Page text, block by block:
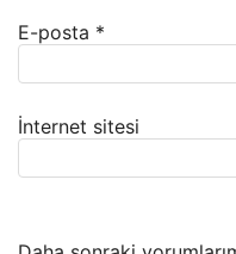
E-posta *
İnternet sitesi